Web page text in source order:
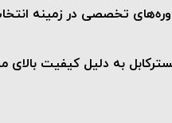
تخصصی در زمینه
به دلیل کیفیت